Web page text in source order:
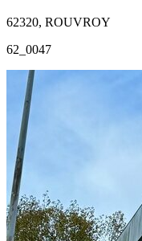
62320, ROUVROY
62_0047